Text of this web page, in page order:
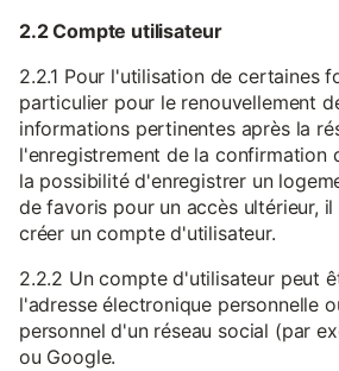
2.2 Compte utilisateur
2.2.1 Pour l'utilisation de certaines
particulier pour le renouvellement
informations pertinentes après la
l'enregistrement de la confirmation
la possibilité d'enregistrer un
de favoris pour un accès ultérieur,
créer un compte d'utilisateur.
2.2.2 Un compte d'utilisateur peut
l'adresse électronique personnelle
personnel d'un réseau social (par
ou Google.